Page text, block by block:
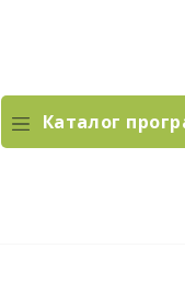
Каталог